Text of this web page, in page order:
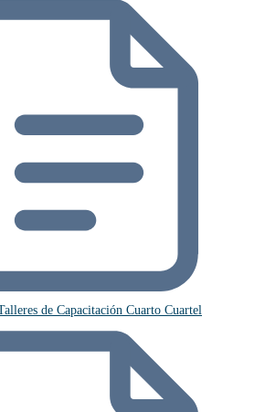
de Capacitación Cuarto Cuartel